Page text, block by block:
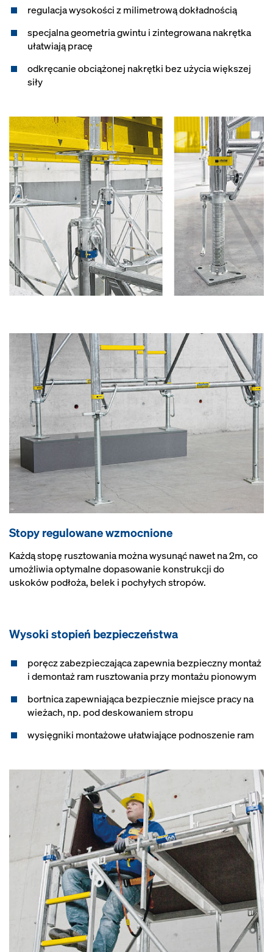
regulacja wysokości z milimetrową dokładnością
specjalna geometria gwintu i zintegrowana nakrętka
ułatwiają pracę
odkręcanie obciążonej nakrętki bez użycia większej
siły
Stopy regulowane wzmocnione
Każdą stopę rusztowania można wysunąć nawet na 2m, co
umożliwia optymalne dopasowanie konstrukcji do
uskoków podłoża, belek i pochyłych stropów.
Wysoki stopień bezpieczeństwa
poręcz zabezpieczająca zapewnia bezpieczny montaż
i demontaż ram rusztowania przy montażu pionowym
bortnica zapewniająca bezpiecznie miejsce pracy na
wieżach, np. pod deskowaniem stropu
wysięgniki montażowe ułatwiające podnoszenie ram